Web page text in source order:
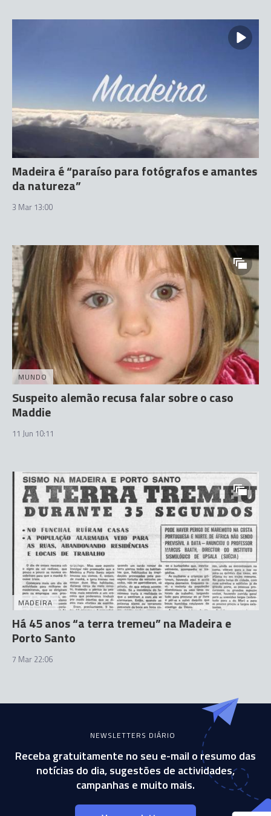
Madeira é “paraíso para fotógrafos e amantes
da natureza”
3 Mar 13:00
MUNDO
Suspeito alemão recusa falar sobre o caso
Maddie
11 Jun 10:11
MADEIRA
Há 45 anos “a terra tremeu” na Madeira e
Porto Santo
7 Mar 22:06
NEWSLETTERS DIÁRIO
Receba gratuitamente no seu e-mail o resumo das
notícias do dia, sugestões de actividades,
campanhas e muito mais.